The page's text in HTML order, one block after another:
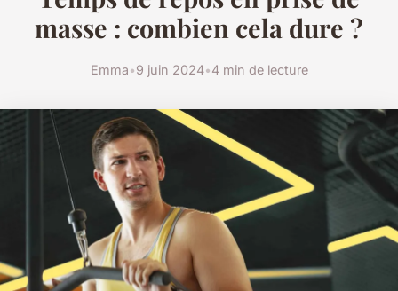
masse : combien cela dure ?
Emma•9 juin 2024•4 min de lecture